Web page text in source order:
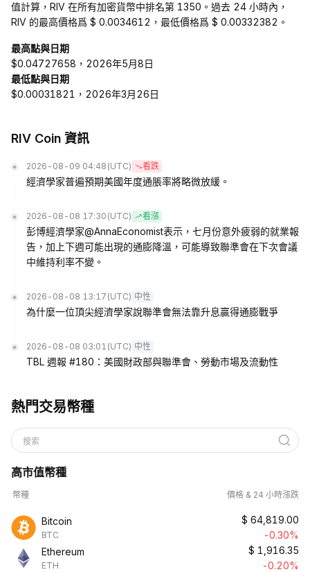
值計算，RIV 在所有加密貨幣中排名第 1350。過去 24 小時內，
RIV 的最高價格爲 $ 0.0034612，最低價格爲 $ 0.00332382。
最高點與日期
$0.04727658，2026年5月8日
最低點與日期
$0.00031821，2026年3月26日
RIV Coin 資訊
2026-08-09 04:48 (UTC) 看跌
經濟學家普遍預期美國年度通脹率將略微放緩。
2026-08-08 17:30 (UTC) 看漲
彭博經濟學家@AnnaEconomist表示，七月份意外疲弱的就業報
告，加上下週可能出現的通膨降溫，可能導致聯準會在下次會議
中維持利率不變。
2026-08-08 13:17 (UTC) 中性
為什麼一位頂尖經濟學家說聯準會無法靠升息贏得通膨戰爭
2026-08-08 03:01 (UTC) 中性
TBL 週報 #180：美國財政部與聯準會、勞動市場及流動性
熱門交易幣種
搜索
高市值幣種
幣種 價格 & 24 小時漲跌
Bitcoin
BTC
$ 64,819.00
-0.30%
Ethereum
ETH
$ 1,916.35
-0.20%